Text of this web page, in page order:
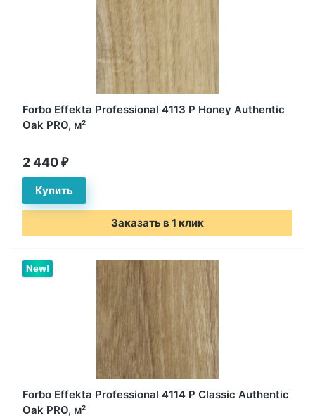
Forbo Effekta Professional 4113 P Honey Authentic
Oak PRO, м²
2 440 ₽
Заказать в 1 клик
Forbo Effekta Professional 4114 P Classic Authentic
Oak PRO, м²
New!